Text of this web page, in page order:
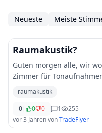
Neueste Meiste
Raumakustik?
Guten morgen alle, wir wollen nun gerne noch ein kleines
Zimmer für Tonaufnahmen
sorgt man eigentlich für
raumakustik
0| 0 0 1
255
vor 3 JahrenvonTradeFlyer